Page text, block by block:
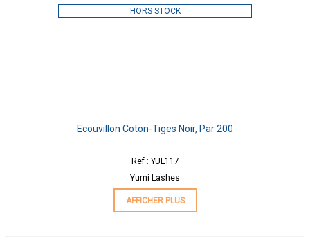
HORS STOCK
Ecouvillon Coton-Tiges Noir, Par 200
Ref : YUL117
Yumi Lashes
AFFICHER PLUS